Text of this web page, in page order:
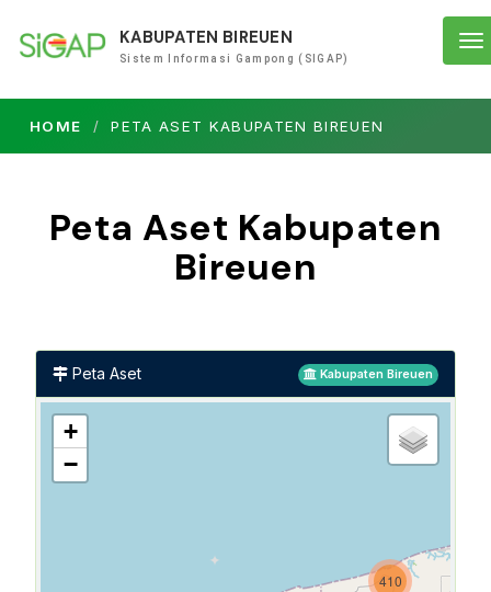
KABUPATEN BIREUEN
Sistem Informasi Gampong (SIGAP)
HOME PETA ASET KABUPATEN BIREUEN
Peta Aset Kabupaten
Bireuen
Peta Aset Kabupaten Bireuen
410
+
−